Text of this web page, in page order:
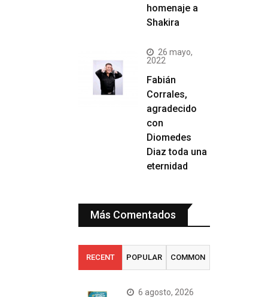
homenaje a
Shakira
26 mayo,
2022
Fabián
Corrales,
agradecido
con
Diomedes
Diaz toda una
eternidad
Más Comentados
RECENT POPULAR COMMON
6 agosto, 2026